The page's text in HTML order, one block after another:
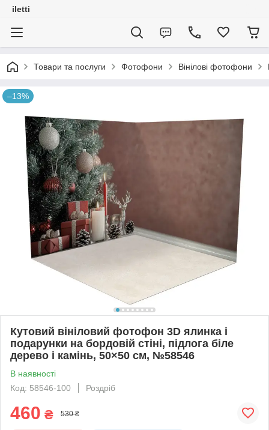
iletti
Товари та послуги Фотофони Вінілові фотофони
–13%
Кутовий вініловий фотофон 3D ялинка і
подарунки на бордовій стіні, підлога біле
дерево і камінь, 50×50 см, №58546
В наявності
Код: 58546-100
Роздріб
460 ₴ 530 ₴